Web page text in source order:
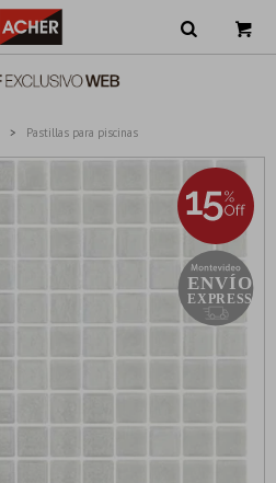
Pastillas para piscinas